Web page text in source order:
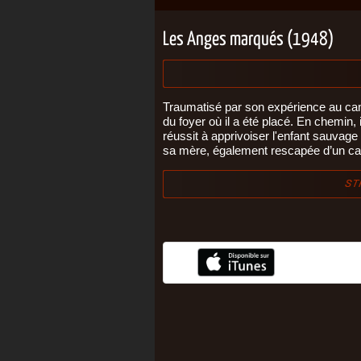
Les Anges marqués (1948)
Traumatisé par son expérience au
du foyer où il a été placé. En
réussit à apprivoiser l'enfant
sa mère, également rescapée d’un